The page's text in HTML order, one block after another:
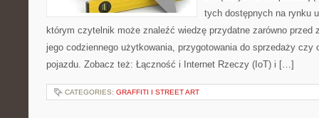
tych dostępnych na rynku
którym czytelnik może znaleźć wiedzę przydatne zarówno przed
jego codziennego użytkowania, przygotowania do sprzedaży czy
pojazdu. Zobacz też: Łączność i Internet Rzeczy (IoT) i […]
CATEGORIES: GRAFFITI I STREET ART